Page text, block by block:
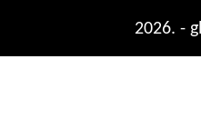
2026. -